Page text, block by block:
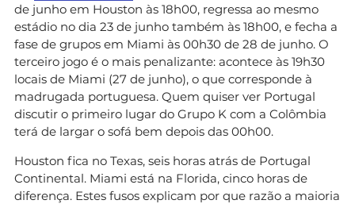
de junho em Houston às 18h00, regressa ao mesmo
estádio no dia 23 de junho também às 18h00, e fecha a
fase de grupos em Miami às 00h30 de 28 de junho. O
terceiro jogo é o mais penalizante: acontece às 19h30
locais de Miami (27 de junho), o que corresponde à
madrugada portuguesa. Quem quiser ver Portugal
discutir o primeiro lugar do Grupo K com a Colômbia
terá de largar o sofá bem depois das 00h00.
Houston fica no Texas, seis horas atrás de Portugal
Continental. Miami está na Florida, cinco horas de
diferença. Estes fusos explicam por que razão a maioria